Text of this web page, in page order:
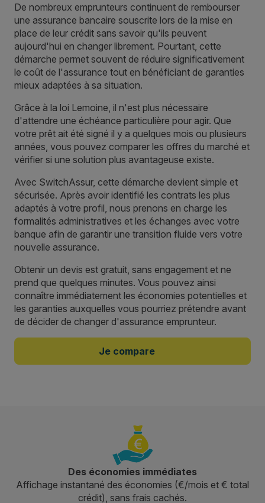
De nombreux emprunteurs continuent de rembourser
une assurance bancaire souscrite lors de la mise en
place de leur crédit sans savoir qu'ils peuvent
aujourd'hui en changer librement. Pourtant, cette
démarche permet souvent de réduire significativement
le coût de l'assurance tout en bénéficiant de garanties
mieux adaptées à sa situation.
Grâce à la loi Lemoine, il n'est plus nécessaire
d'attendre une échéance particulière pour agir. Que
votre prêt ait été signé il y a quelques mois ou plusieurs
années, vous pouvez comparer les offres du marché et
vérifier si une solution plus avantageuse existe.
Avec SwitchAssur, cette démarche devient simple et
sécurisée. Après avoir identifié les contrats les plus
adaptés à votre profil, nous prenons en charge les
formalités administratives et les échanges avec votre
banque afin de garantir une transition fluide vers votre
nouvelle assurance.
Obtenir un devis est gratuit, sans engagement et ne
prend que quelques minutes. Vous pouvez ainsi
connaître immédiatement les économies potentielles et
les garanties auxquelles vous pourriez prétendre avant
de décider de changer d'assurance emprunteur.
Je compare
Des économies immédiates
Affichage instantané des économies (€/mois et € total
crédit), sans frais cachés.